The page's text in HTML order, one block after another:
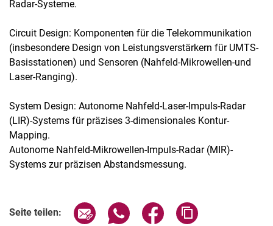
Radar-Systeme.
Circuit Design: Komponenten für die Telekommunikation
(insbesondere Design von Leistungsverstärkern für UMTS-
Basisstationen) und Sensoren (Nahfeld-Mikrowellen-und
Laser-Ranging).
System Design: Autonome Nahfeld-Laser-Impuls-Radar
(LIR)-Systems für präzises 3-dimensionales Kontur-
Mapping.
Autonome Nahfeld-Mikrowellen-Impuls-Radar (MIR)-
Systems zur präzisen Abstandsmessung.
Seite teilen: Seite über E-Mail teilen
Seite über WhatsApp teilen
Seite über Facebook